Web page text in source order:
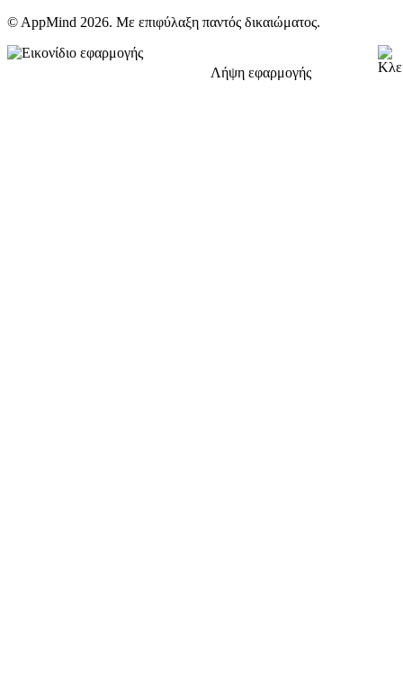
© AppMind 2026. Με επιφύλαξη παντός δικαιώματος.
Λήψη εφαρμογής